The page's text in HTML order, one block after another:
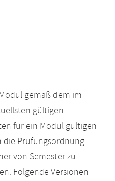
gemäß dem im
gültigen
für ein Modul gültigen
die Prüfungsordnung
von Semester zu
Folgende Versionen